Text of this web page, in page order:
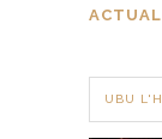
UBU